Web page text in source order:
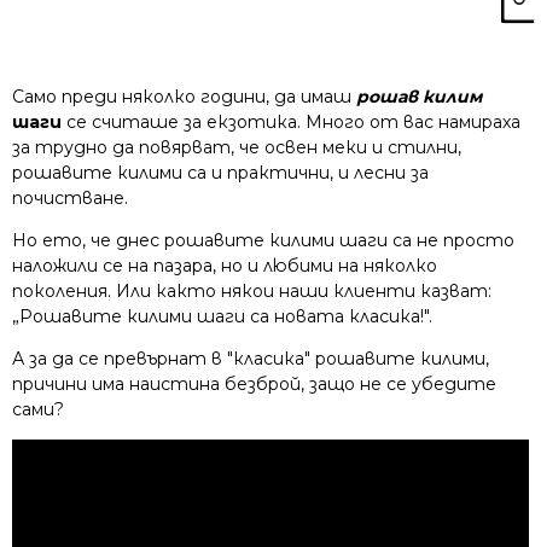
Само преди няколко години, да имаш рошав килим
шаги се считаше за екзотика. Много от вас намираха
за трудно да повярват, че освен меки и стилни,
рошавите килими са и практични, и лесни за
почистване.
Но ето, че днес рошавите килими шаги са не просто
наложили се на пазара, но и любими на няколко
поколения. Или както някои наши клиенти казват:
„Рошавите килими шаги са новата класика!".
А за да се превърнат в "класика" рошавите килими,
причини има наистина безброй, защо не се убедите
сами?